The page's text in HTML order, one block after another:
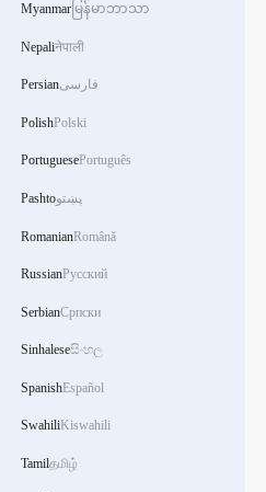
Myanmar မြန်မာဘာသာ
Nepaliनेपाली
Persianفارسی
PolishPolski
PortuguesePortuguês
Pashtoپښتو
RomanianRomână
RussianРусский
SerbianСрпски
Sinhaleseසිංහල
SpanishEspañol
SwahiliKiswahili
Tamilதமிழ்